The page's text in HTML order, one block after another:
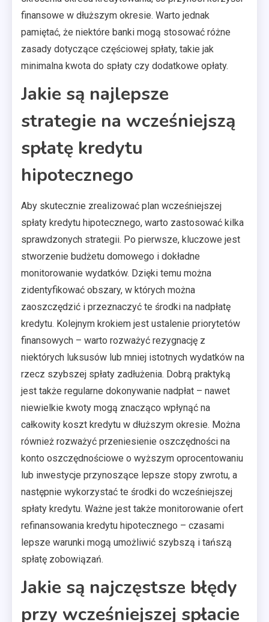
finansowe w dłuższym okresie. Warto jednak
pamiętać, że niektóre banki mogą stosować różne
zasady dotyczące częściowej spłaty, takie jak
minimalna kwota do spłaty czy dodatkowe opłaty.
Jakie są najlepsze
strategie na wcześniejszą
spłatę kredytu
hipotecznego
Aby skutecznie zrealizować plan wcześniejszej
spłaty kredytu hipotecznego, warto zastosować kilka
sprawdzonych strategii. Po pierwsze, kluczowe jest
stworzenie budżetu domowego i dokładne
monitorowanie wydatków. Dzięki temu można
zidentyfikować obszary, w których można
zaoszczędzić i przeznaczyć te środki na nadpłatę
kredytu. Kolejnym krokiem jest ustalenie priorytetów
finansowych – warto rozważyć rezygnację z
niektórych luksusów lub mniej istotnych wydatków na
rzecz szybszej spłaty zadłużenia. Dobrą praktyką
jest także regularne dokonywanie nadpłat – nawet
niewielkie kwoty mogą znacząco wpłynąć na
całkowity koszt kredytu w dłuższym okresie. Można
również rozważyć przeniesienie oszczędności na
konto oszczędnościowe o wyższym oprocentowaniu
lub inwestycje przynoszące lepsze stopy zwrotu, a
następnie wykorzystać te środki do wcześniejszej
spłaty kredytu. Ważne jest także monitorowanie ofert
refinansowania kredytu hipotecznego – czasami
lepsze warunki mogą umożliwić szybszą i tańszą
spłatę zobowiązań.
Jakie są najczęstsze błędy
przy wcześniejszej spłacie